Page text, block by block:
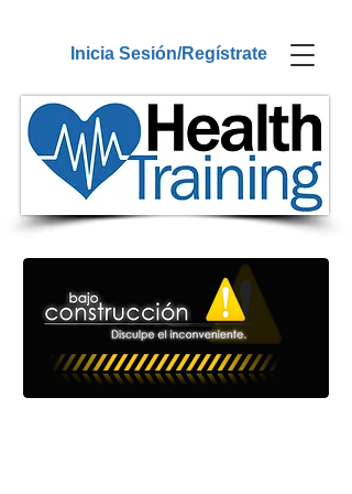
Inicia Sesión/Regístrate